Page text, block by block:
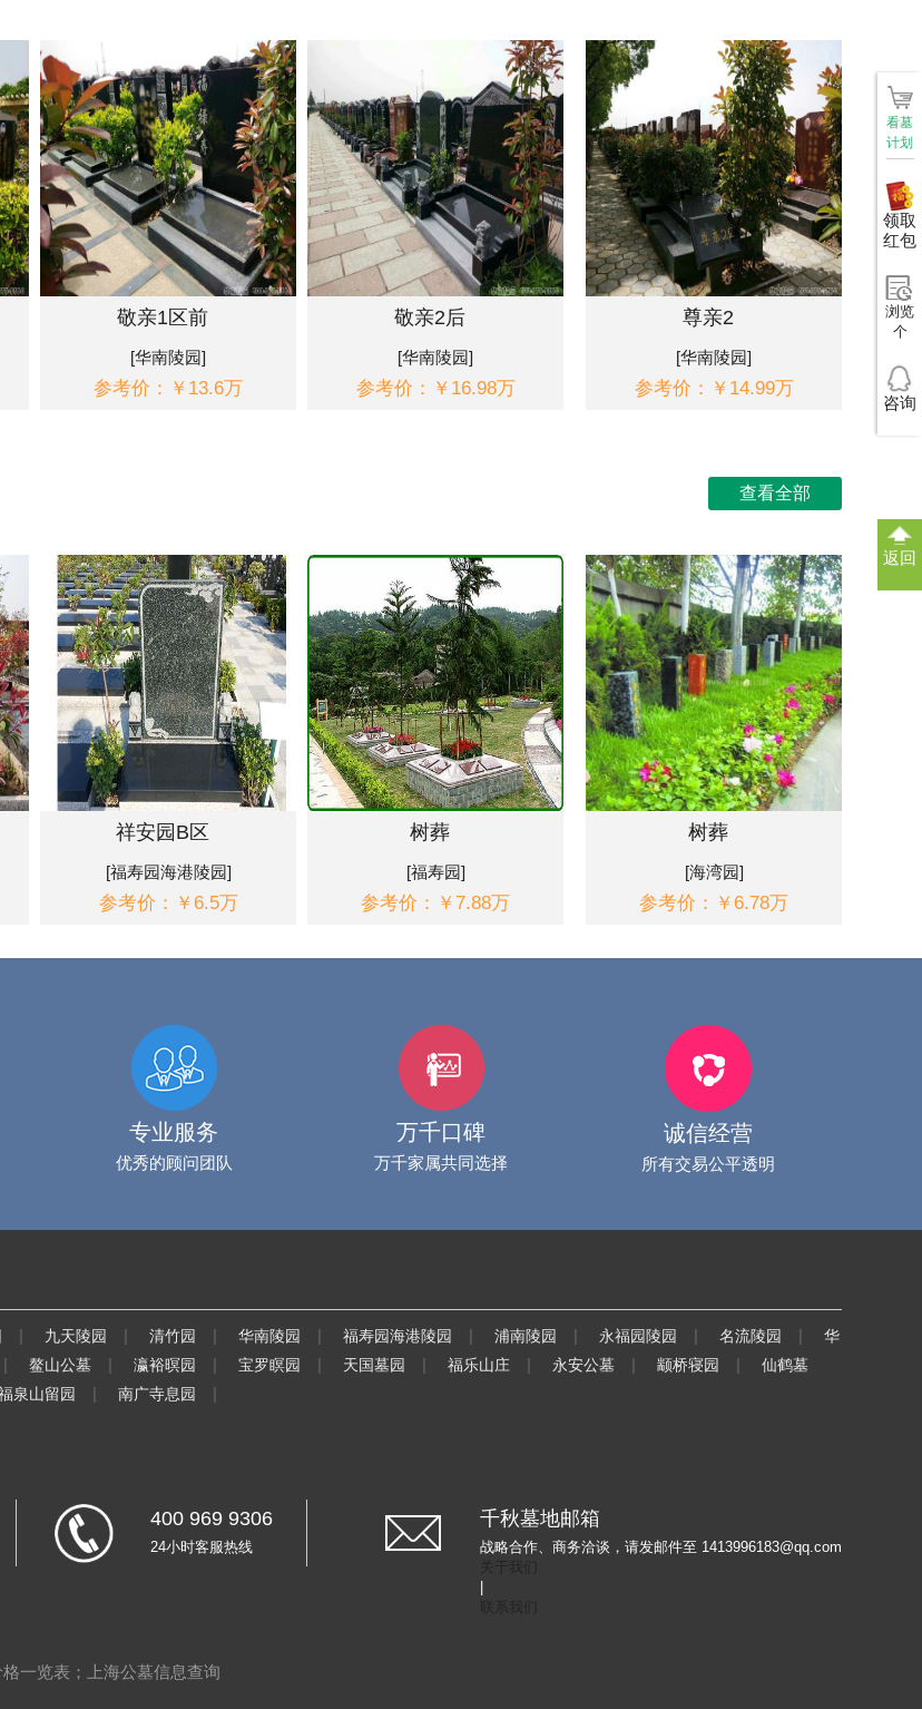
敬亲1区前
[华南陵园]
参考价：￥13.6万
敬亲2后
[华南陵园]
参考价：￥16.98万
尊亲2
[华南陵园]
参考价：￥14.99万
查看全部
祥安园B区
[福寿园海港陵园]
参考价：￥6.5万
树葬
[福寿园]
参考价：￥7.88万
树葬
[海湾园]
参考价：￥6.78万
专业服务
优秀的顾问团队
万千口碑
万千家属共同选择
诚信经营
所有交易公平透明
| 九天陵园 | 清竹园 | 华南陵园 | 福寿园海港陵园 | 浦南陵园 | 永福园陵园 | 名流陵园 |
华
| 鳌山公墓 | 瀛裕暝园 | 宝罗瞑园 | 天国墓园 | 福乐山庄 | 永安公墓 | 颛桥寝园 |
仙鹤墓
泉山留园 | 南广寺息园 |
400 969 9306
24小时客服热线
千秋墓地邮箱
战略合作、商务洽谈，请发邮件至 1413996183@qq.com
格一览表 ； 上海公墓信息查询
看墓
计划
领取
红包
浏览
个
咨询
返回